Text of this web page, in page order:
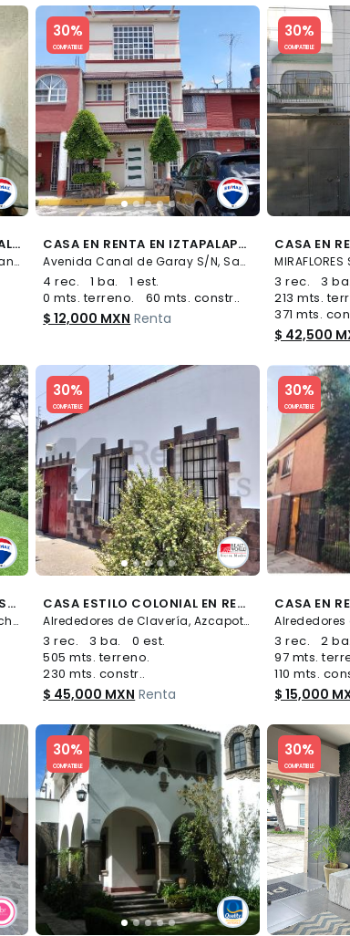
CASA EN RENTA – COAPA, TLALPAN - (34)
Peñasco S/N, Hacienda San Juan, Tlalpan
30%
COMPATIBLE
Slide 1 of 5
CASA EN RENTA EN IZTAPALAPA - (34)
Avenida Canal de Garay S/N, San Nicolás Tolentino, Iztapalapa
4 rec. 1 ba.
1 est.
0 mts. terreno.
60 mts. constr..
$ 12,000 MXN Renta
30%
COMPATIBLE
Slide 1 of 5
3 rec. 3 ba.
213 mts.
371 mts.
$ 42,500
CASA EN RENTA EN RANCHO SAN FRANCISCO ALVARO OBREGON - (34)
Desierto de los Leones S/N, Rancho San Francisco Pueblo San Bartolo Ameyalco, Álvaro Obregón
30%
COMPATIBLE
Slide 1 of 5
CASA ESTILO COLONIAL EN RENTA . COLONIA CLAVERIA, TERRENO DE 505 METROS. IDEAL PARA OFICINA DISCRETA
Alrededores de Clavería, Azcapotzalco
3 rec. 3 ba.
0 est.
505 mts. terreno.
230 mts. constr..
$ 45,000 MXN Renta
30%
COMPATIBLE
Slide 1 of 5
3 rec. 2 ba.
97 mts.
110 mts.
$ 15,000
30%
COMPATIBLE
Slide 1 of 5
30%
COMPATIBLE
Slide 1 of 5